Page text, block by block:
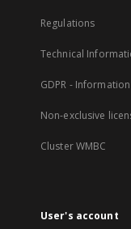
Regulations
Technical
GDPR -
Non-exclusive
Cluster WMBC
User's account